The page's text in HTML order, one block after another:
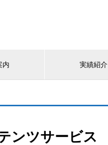
内 実績紹介
ンツサービス